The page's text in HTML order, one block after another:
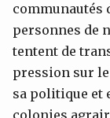
communautés
personnes de
tentent de
pression sur
sa politique et